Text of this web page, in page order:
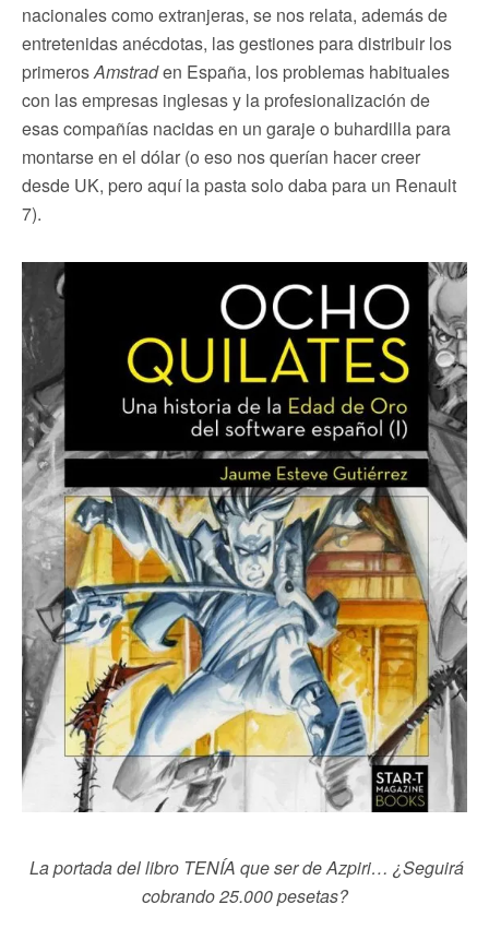
nacionales como extranjeras, se nos relata, además de
entretenidas anécdotas, las gestiones para distribuir los
primerosAmstraden España, los problemas habituales
con las empresas inglesas y la profesionalización de
esas compañías nacidas en un garaje o buhardilla para
montarse en el dólar (o eso nos querían hacer creer
desde UK, pero aquí la pasta solo daba para un Renault
7).
La portada del libro TENÍA que ser de Azpiri… ¿Seguirá
cobrando 25.000 pesetas?